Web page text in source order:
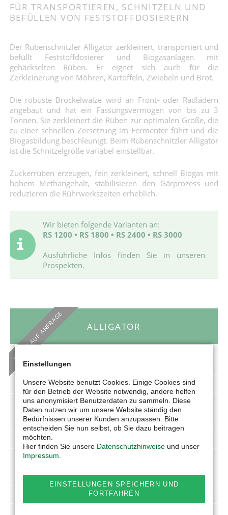
FÜR TRANSPORTIEREN, SCHNITZELN UND
BEFÜLLEN VON FESTSTOFFDOSIERERN
Der Rübenschnitzler Alligator zerkleinert, transportiert und
befüllt Feststoffdosierer und Biogasanlagen mit
gehäckselten Rüben. Er eignet sich auch für die
Zerkleinerung von Möhren, Kartoffeln, Zwiebeln und Brot.
Die robuste Bröckelwalze wird an Front- oder Radladern
angebaut und hat ein Fassungsvermögen von bis zu 3
Tonnen. Sie zerkleinert die Rüben zur optimalen Größe, die
zu einer schnellen Zersetzung im Fermenter führt und die
Biogasbildung beschleunigt. Beim Rübenschnitzler Alligator
ist die Schnitzelgröße variabel einstellbar.
Zuckerrüben erzeugen, fein zerkleinert, schnell Biogas mit
hohem Methangehalt, stabilisieren den Gärprozess und
reduzieren die Rührwerkszeiten erheblich.
Wir bieten folgende Varianten an:
RS 1200 • RS 1800 • RS 2400 • RS 3000
Ausführliche Infos finden Sie in unseren
Prospekten.
ALLIGATOR
PREISE AUF ANFRAGE
für Energierüben in Biogasanlagen
auch für Möhren, Kartoffel und Brot geeignet
Schnitzelgröße variabel einstellbar
Anbau an Front- oder Radlader
bis zu 3 Tonnen in ca. 60 Sekunden
geschraubte, austauschbare Geräteaufnahme
Schlauchgarderobe - Ablage der Hydraulikschläuche
Sichtfenster in der Rückwand für Füllstandskontrolle
Einstellungen
Unsere Website benutzt Cookies. Einige Cookies sind
für den Betrieb der Website notwendig, andere helfen
uns anonymisiert Benutzerdaten zu sammeln. Diese
Daten nutzen wir um unsere Website ständig den
Bedürfnissen unserer Kunden anzupassen. Bitte
entscheiden Sie nun selbst, ob Sie dazu beitragen
möchten.
Hier finden Sie unsere Datenschutzhinweise und unser
Impressum
EINSTELLUNGEN SPEICHERN UND
FORTFAHREN